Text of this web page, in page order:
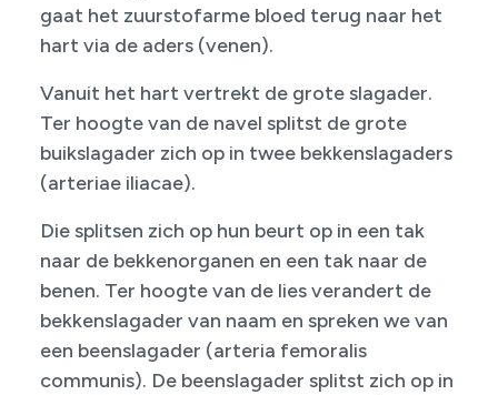
gaat het zuurstofarme bloed terug naar het
hart via de aders (venen).
Vanuit het hart vertrekt de grote slagader.
Ter hoogte van de navel splitst de grote
buikslagader zich op in twee bekkenslagaders
(arteriae iliacae).
Die splitsen zich op hun beurt op in een tak
naar de bekkenorganen en een tak naar de
benen. Ter hoogte van de lies verandert de
bekkenslagader van naam en spreken we van
een beenslagader (arteria femoralis
communis). De beenslagader splitst zich op in